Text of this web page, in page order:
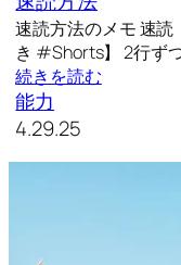
速読方法のメモ 速読
き #Shorts】 2行ず
続きを読む
能力
4.29.25